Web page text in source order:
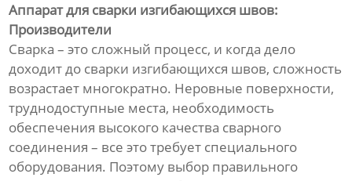
О Hас
Контакты
Аппарат для сварки изгибающихся швов:
Производители
Сварка – это сложный процесс, и когда дело
доходит до сварки изгибающихся швов, сложность
возрастает многократно. Неровные поверхности,
труднодоступные места, необходимость
обеспечения высокого качества сварного
соединения – все это требует специального
оборудования. Поэтому выбор правильного